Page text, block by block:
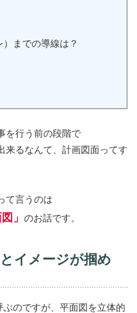
までの導線は？
を行う前の段階で
来るなんて、計画図面ってす
て言うのは
」 のお話です。
イメージが掴め
のですが、平面図を立体的